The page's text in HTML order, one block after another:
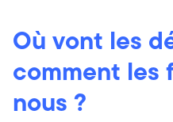
Où vont les
comment les
nous ?